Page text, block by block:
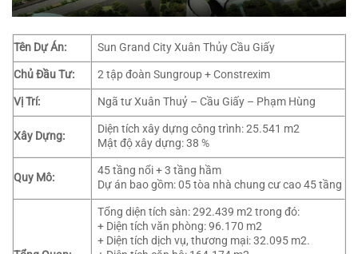
Tên Dự Án:
Sun Grand City Xuân Thủy Cầu Giấy
Chủ Đầu Tư:
2 tập đoàn Sungroup + Constrexim
Vị Trí:
Ngã tư Xuân Thuỷ – Cầu Giấy – Phạm Hùng
Xây Dựng:
Diện tích xây dựng công trình: 25.541 m2
Mật độ xây dựng: 38 %
Quy Mô:
45 tầng nổi + 3 tầng hầm
Dự án bao gồm: 05 tòa nhà chung cư cao 45 tầng
Tổng diện tích sàn: 292.439 m2 trong đó:
+ Diện tích văn phòng: 96.170 m2
+ Diện tích dịch vụ, thương mại: 32.095 m2.